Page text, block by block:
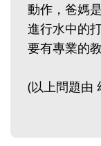
動作，爸媽
進行水中的
要有專業的
(以上問題由